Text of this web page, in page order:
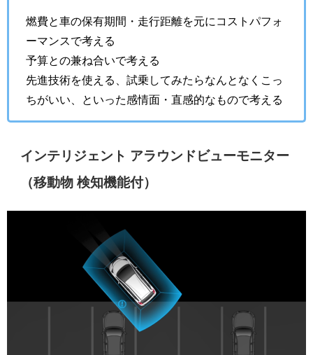
燃費と車の保有期間・走行距離を元にコストパフォ
ーマンスで考える
予算との兼ね合いで考える
先進技術を使える、試乗してみたらなんとなくこっ
ちがいい、といった感情面・直感的なもので考える
インテリジェント アラウンドビューモニター
（移動物 検知機能付）